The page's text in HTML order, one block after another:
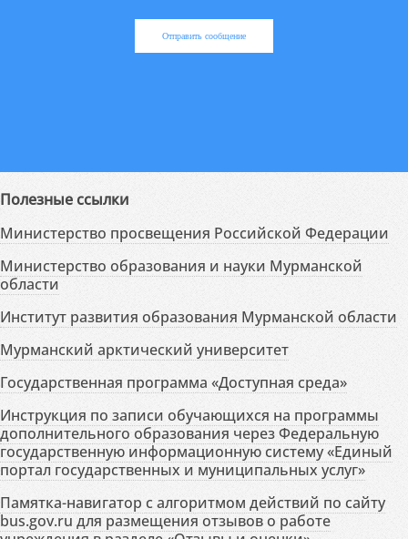
Отправить сообщение
Полезные ссылки
Министерство просвещения Российской Федерации
Министерство образования и науки Мурманской
области
Институт развития образования Мурманской области
Мурманский арктический университет
Государственная программа «Доступная среда»
Инструкция по записи обучающихся на программы
дополнительного образования через Федеральную
государственную информационную систему «Единый
портал государственных и муниципальных услуг»
Памятка-навигатор с алгоритмом действий по сайту
bus.gov.ru для размещения отзывов о работе